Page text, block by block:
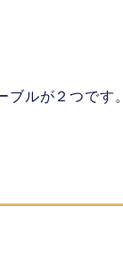
ルが２つです。